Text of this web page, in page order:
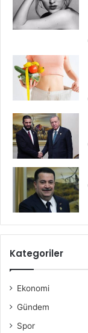
Kategoriler
Ekonomi
Gündem
Spor